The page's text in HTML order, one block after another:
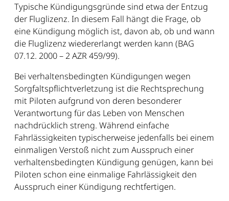
Typische Kündigungsgründe sind etwa der Entzug
der Fluglizenz. In diesem Fall hängt die Frage, ob
eine Kündigung möglich ist, davon ab, ob und wann
die Fluglizenz wiedererlangt werden kann (BAG
07.12. 2000 – 2 AZR 459/99).
Bei verhaltensbedingten Kündigungen wegen
Sorgfaltspflichtverletzung ist die Rechtsprechung
mit Piloten aufgrund von deren besonderer
Verantwortung für das Leben von Menschen
nachdrücklich streng. Während einfache
Fahrlässigkeiten typischerweise jedenfalls bei einem
einmaligen Verstoß nicht zum Ausspruch einer
verhaltensbedingten Kündigung genügen, kann bei
Piloten schon eine einmalige Fahrlässigkeit den
Ausspruch einer Kündigung rechtfertigen.